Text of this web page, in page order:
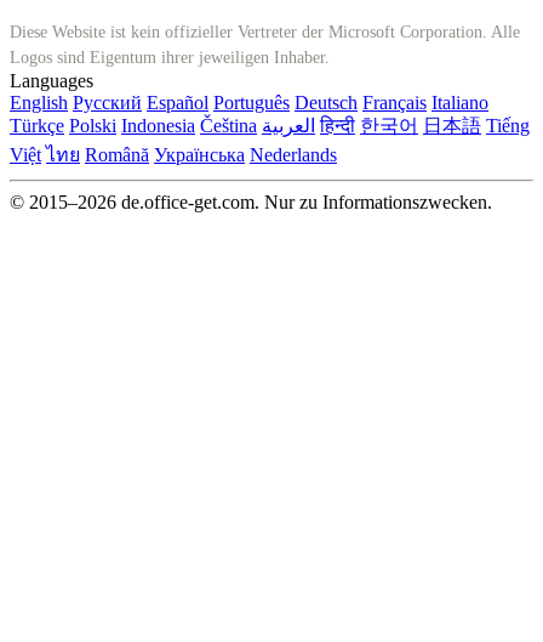
Diese Website ist kein offizieller Vertreter der Microsoft Corporation. Alle
Logos sind Eigentum ihrer jeweiligen Inhaber.
Languages
English Русский Español Português Deutsch Français Italiano
Türkçe Polski Indonesia Čeština العربية हिन्दी 한국어 日本語 Tiếng
Việt ไทย Română Українська Nederlands
© 2015–2026 de.office-get.com. Nur zu Informationszwecken.